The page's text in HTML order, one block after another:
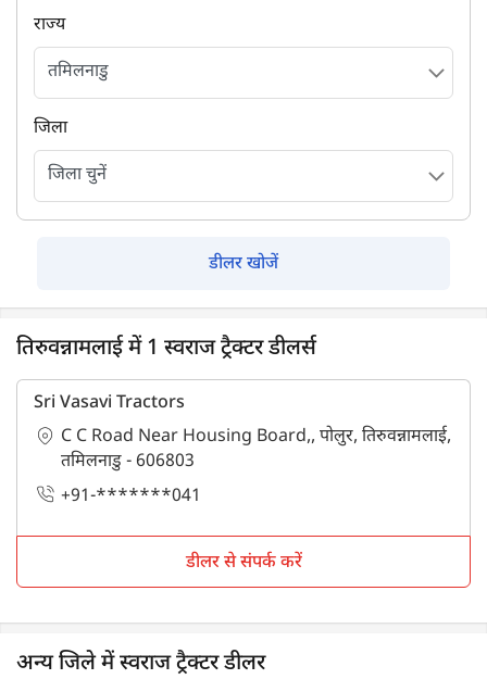
राज्य
जिला
डीलर खोजें
तिरुवन्नामलाई में 1 स्वराज ट्रैक्टर डीलर्स
Sri Vasavi Tractors
C C Road Near Housing Board,, पोलुर, तिरुवन्नामलाई,
तमिलनाडु - 606803
+91-*******041
डीलर से संपर्क करें
अन्य जिले में स्वराज ट्रैक्टर डीलर